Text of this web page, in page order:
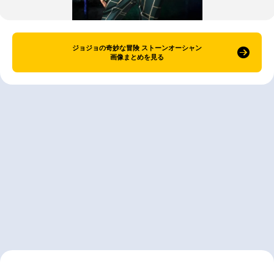
ジョジョの奇妙な冒険 ストーンオーシャン
画像まとめを見る